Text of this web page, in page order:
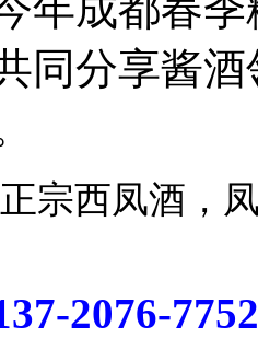
同分享酱
宗西凤酒
2076-7752